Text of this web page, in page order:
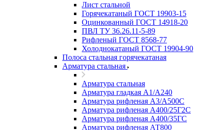
Лист стальной
Горячекатаный ГОСТ 19903-15
Оцинкованный ГОСТ 14918-20
ПВЛ ТУ 36.26.11-5-89
Рифленый ГОСТ 8568-77
Холоднокатаный ГОСТ 19904-90
Полоса стальная горячекатаная
Арматура стальная
Арматура стальная
Арматура гладкая А1/А240
Арматура рифленая А3/А500С
Арматура рифленая А400/25Г2С
Арматура рифленая А400/35ГС
Арматура рифленая АТ800